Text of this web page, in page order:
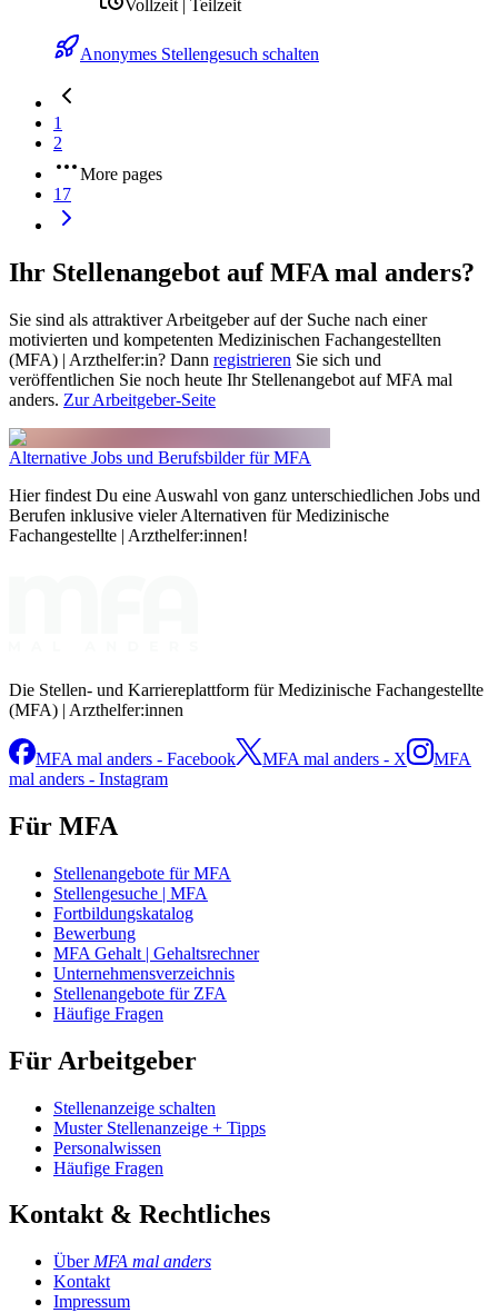
Vollzeit | Teilzeit
Anonymes Stellengesuch schalten
1
2
More pages
17
Ihr Stellenangebot auf MFA mal anders?
Sie sind als attraktiver Arbeitgeber auf der Suche nach einer
motivierten und kompetenten Medizinischen Fachangestellten
(MFA) | Arzthelfer:in? Dann registrieren Sie sich und
veröffentlichen Sie noch heute Ihr Stellenangebot auf MFA mal
anders. Zur Arbeitgeber-Seite
Alternative Jobs und Berufsbilder für MFA
Hier findest Du eine Auswahl von ganz unterschiedlichen Jobs und
Berufen inklusive vieler Alternativen für Medizinische
Fachangestellte | Arzthelfer:innen!
Die Stellen- und Karriereplattform für Medizinische Fachangestellte
(MFA) | Arzthelfer:innen
MFA mal anders - Facebook MFA mal anders - X
MFA
mal anders - Instagram
Für MFA
Stellenangebote für MFA
Stellengesuche | MFA
Fortbildungskatalog
Bewerbung
MFA Gehalt | Gehaltsrechner
Unternehmensverzeichnis
Stellenangebote für ZFA
Häufige Fragen
Für Arbeitgeber
Stellenanzeige schalten
Muster Stellenanzeige + Tipps
Personalwissen
Häufige Fragen
Kontakt & Rechtliches
Über MFA mal anders
Kontakt
Impressum